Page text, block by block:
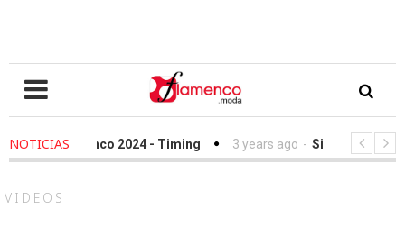
NOTICIAS
Love Flamenco 2024 - Timing 3 years ago - Simof 2023 -
VIDEOS